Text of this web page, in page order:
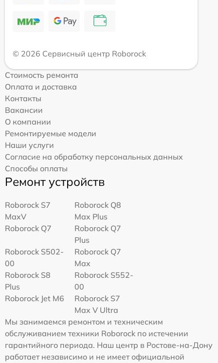
© 2026 Сервисный центр Roborock
Стоимость ремонта
Оплата и доставка
Контакты
Вакансии
О компании
Ремонтируемые модели
Наши услуги
Согласие на обработку персональных данных
Способы оплаты
Ремонт устройств
Roborock S7
MaxV
Roborock Q8
Max Plus
Roborock Q7
Roborock Q7
Plus
Roborock S502-
00
Roborock Q7
Max
Roborock S8
Plus
Roborock S552-
00
Roborock Jet M6
Roborock S7
Max V Ultra
Мы занимаемся ремонтом и техническим
обслуживанием техники Roborock по истечении
гарантийного периода. Наш центр в Ростове-на-Дону
работает независимо и не имеет официальной